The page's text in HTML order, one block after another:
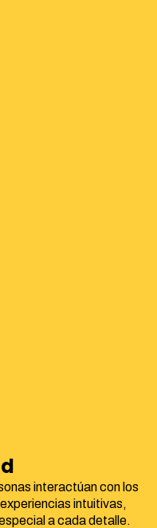
interactúan con los
intuitivas,
a cada detalle.